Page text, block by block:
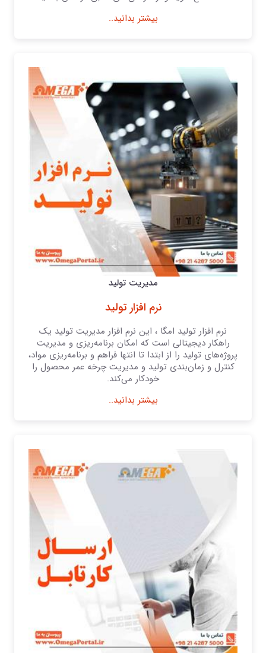
بیشتر بدانید..
مدیریت تولید
نرم افزار تولید
نرم افزار تولید امگا ، این نرم افزار مدیریت تولید یک
راهکار دیجیتالی است که امکان برنامه‌ریزی و مدیریت
پروژه‌های تولید را از ابتدا تا انتها فراهم و برنامه‌ریزی مواد،
کنترل و زمان‌بندی تولید و مدیریت چرخه عمر محصول را
خودکار می‌کند.
بیشتر بدانید..